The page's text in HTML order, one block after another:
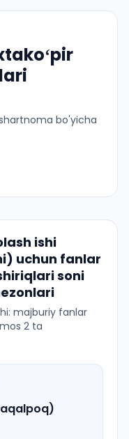
bo'yicha
ishi
uchun fanlar
soni
majburiy fanlar
2 ta